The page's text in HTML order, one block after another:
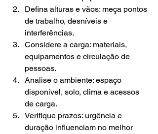
Defina alturas e vãos: meça pontos
de trabalho, desníveis e
interferências.
Considere a carga: materiais,
equipamentos e circulação de
pessoas.
Analise o ambiente: espaço
disponível, solo, clima e acessos
de carga.
Verifique prazos: urgência e
duração influenciam no melhor